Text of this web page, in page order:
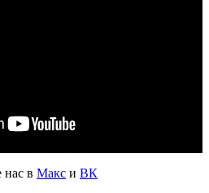
нас в Макс и ВК